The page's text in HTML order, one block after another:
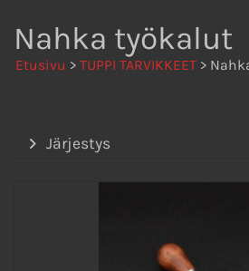
Nahka työkalut
Etusivu > TUPPI TARVIKKEET >
Järjestys